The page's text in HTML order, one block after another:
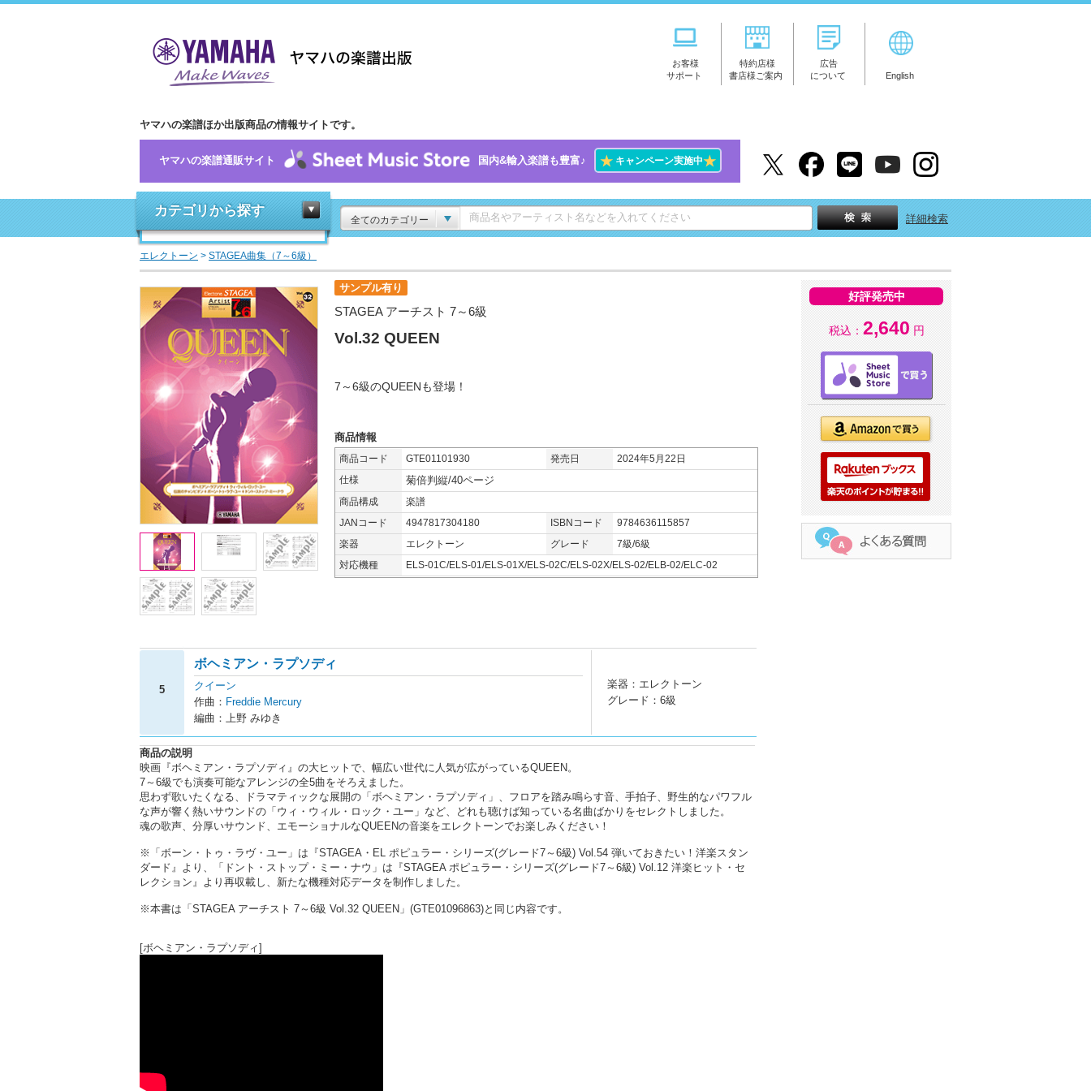
お客様
サポート
特約店様
書店様ご案内
広告
について
English
ヤマハの楽譜ほか出版商品の情報サイトです。
ヤマハの楽譜通販サイト 国内&輸入楽譜も豊富♪ ★キャンペーン実施中★
カテゴリから探す
全てのカテゴリー 詳細検索
エレクトーン > STAGEA曲集（7～6級）
サンプル有り
STAGEA アーチスト 7～6級
Vol.32 QUEEN
7～6級のQUEENも登場！
商品情報
商品コード GTE01101930 発売日
2024年5月22日
仕様
菊倍判縦/40ページ
商品構成
楽譜
JANコード
4947817304180 ISBNコード
9784636115857
楽器
エレクトーン グレード
7級/6級
対応機種
ELS-01C/ELS-01/ELS-01X/ELS-02C/ELS-02X/ELS-02/ELB-02/ELC-02
5
ボヘミアン・ラプソディ
クイーン
作曲： Freddie Mercury
編曲：上野 みゆき
楽器：エレクトーン
グレード：6級
商品の説明
映画『ボヘミアン・ラプソディ』の大ヒットで、幅広い世代に人気が広がっているQUEEN。
7～6級でも演奏可能なアレンジの全5曲をそろえました。
思わず歌いたくなる、ドラマティックな展開の「ボヘミアン・ラプソディ」、フロアを踏み鳴らす音、手拍子、野生的なパワフル
な声が響く熱いサウンドの「ウィ・ウィル・ロック・ユー」など、どれも聴けば知っている名曲ばかりをセレクトしました。
魂の歌声、分厚いサウンド、エモーショナルなQUEENの音楽をエレクトーンでお楽しみください！
※「ボーン・トゥ・ラヴ・ユー」は『STAGEA・EL ポピュラー・シリーズ(グレード7～6級) Vol.54 弾いておきたい！洋楽スタン
ダード』より、「ドント・ストップ・ミー・ナウ」は『STAGEA ポピュラー・シリーズ(グレード7～6級) Vol.12 洋楽ヒット・セ
レクション』より再収載し、新たな機種対応データを制作しました。
※本書は「STAGEA アーチスト 7～6級 Vol.32 QUEEN」(GTE01096863)と同じ内容です。
[ボヘミアン・ラプソディ]
好評発売中
税込： 2,640 円